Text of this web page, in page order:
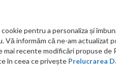
362.00 RON
Ati gasit in alta
pentru a personaliza și
informăm că ne-am actualizat
recente modificări propuse de
în ceea ce privește Prelucrarea